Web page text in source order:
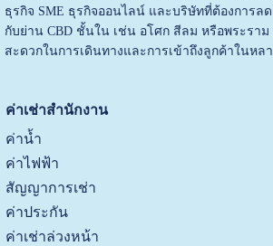
ธุรกิจ SME ธุรกิจออนไลน์ และบริษัทที่ต้องการล
กับย่าน CBD ชั้นใน เช่น อโศก สีลม หรือพระราม
สะดวกในการเดินทางและการเข้าถึงลูกค้าในหล
ค่าเช่าสำนักงาน
ค่าน้ำ
ค่าไฟฟ้า
สัญญาการเช่า
ค่าประกัน
ค่าเช่าล่วงหน้า